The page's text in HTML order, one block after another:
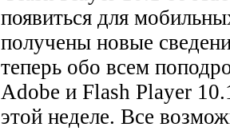
появиться для
получены новые
теперь обо всем
Adobe и Flash Player
этой неделе. Все